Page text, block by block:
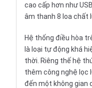
cao cấp hơn như
âm thanh 8 loa chất
Hệ thống điều hòa
là loại tự động khá
thời. Riêng thế hệ
thêm công nghệ lọc
đến một không gian